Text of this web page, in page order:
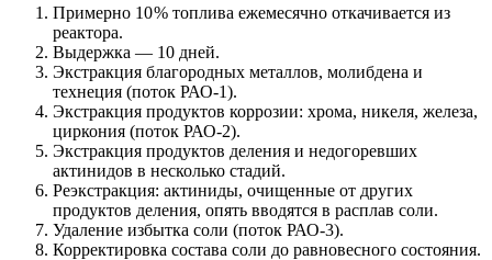
Примерно 10 % топлива ежемесячно откачивается из
реактора.
Выдержка — ​10 дней.
Экстракция благородных металлов, молибдена и
технеция (поток РАО‑1).
Экстракция продуктов коррозии: хрома, никеля, железа,
циркония (поток РАО‑2).
Экстракция продуктов деления и недогоревших
актинидов в несколько стадий.
Реэкстракция: актиниды, очищенные от других
продуктов деления, опять вводятся в расплав соли.
Удаление избытка соли (поток РАО‑3).
Корректировка состава соли до равновесного состояния.